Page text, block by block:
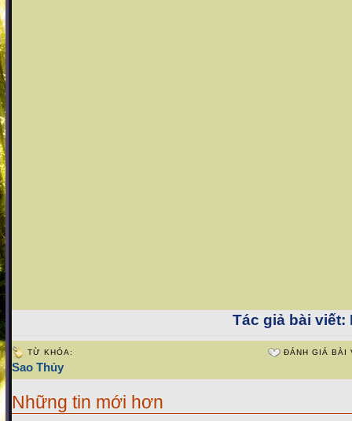
Tác giả bài viết:
TỪ KHÓA:
Sao Thủy
ĐÁNH GIÁ BÀI
Những tin mới hơn